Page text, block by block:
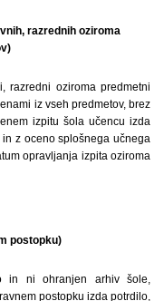
razrednih oziroma
razredni oziroma predmetni
iz vseh predmetov, brez
izpitu šola učencu izda
z oceno splošnega učnega
opravljanja izpita oziroma
postopku)
in ni ohranjen arhiv šole,
postopku izda potrdilo,